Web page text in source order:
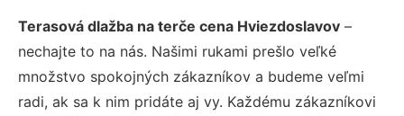
Terasová dlažba na terče cena Hviezdoslavov –
nechajte to na nás. Našimi rukami prešlo veľké
množstvo spokojných zákazníkov a budeme veľmi
radi, ak sa k nim pridáte aj vy. Každému zákazníkovi